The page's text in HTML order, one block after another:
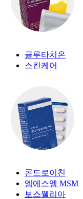
글루타치온
스킨케어
콘드로이친
엠에스엠 MSM
보스웰리아